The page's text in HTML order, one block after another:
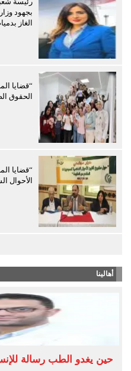
بجهود
الغاز
“قضايا
الحقوق
“قضايا
الأحوال
أهالينا
حين يغدو الطب رسالة